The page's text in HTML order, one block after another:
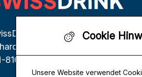
Genossenschaft
146
8105 Regensdorf
Cookie
Unsere Website verwendet